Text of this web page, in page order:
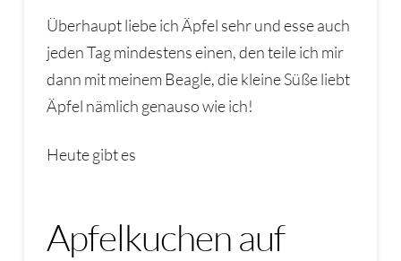
Überhaupt liebe ich Äpfel sehr und esse auch
jeden Tag mindestens einen, den teile ich mir
dann mit meinem Beagle, die kleine Süße liebt
Äpfel nämlich genauso wie ich!
Heute gibt es
Apfelkuchen auf